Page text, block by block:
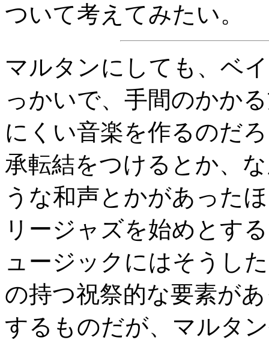
ついて考えてみたい。
マルタンにしても、ベ
っかいで、手間のかか
にくい音楽を作るのだ
承転結をつけるとか、
うな和声とかがあった
リージャズを始めとす
ュージックにはそうし
の持つ祝祭的な要素が
するものだが、マルタ